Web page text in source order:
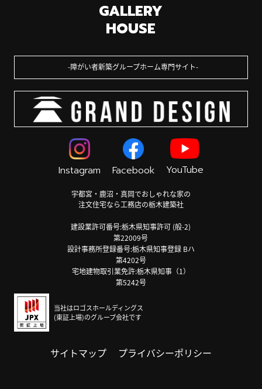
GALLERY
HOUSE
障がい者新築グループホーム専門サイト
Instagram Facebook YouTube
宇都宮・鹿沼・真岡でおしゃれな家の
注文住宅なら工務店の栃木建築社
建設業許可番号:栃木県知事許可 (般-2)
第22009号
設計事務所登録番号:栃木県知事登録 Bハ
第4202号
宅地建物取引業免許:栃木県知事（1）
第5242号
当社はロゴスホールディングス
(東証上場)のグループ会社です
サイトマップ プライバシーポリシー